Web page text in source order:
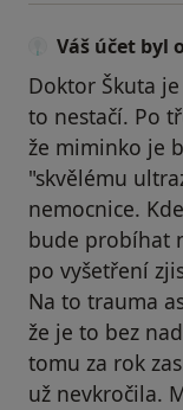
Váš účet byl
Doktor Škuta
to nestačí. Po
že miminko je
"skvělému
nemocnice.
bude probíhat
po vyšetření
Na to trauma
že je to bez
tomu za rok
už nevkročila.